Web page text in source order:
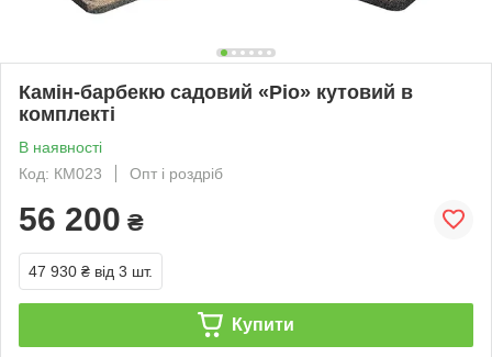
Камін-барбекю садовий «Ріо» кутовий в
комплекті
В наявності
Код: КМ023
Опт і роздріб
56 200 ₴
47 930 ₴ від 3 шт.
Купити